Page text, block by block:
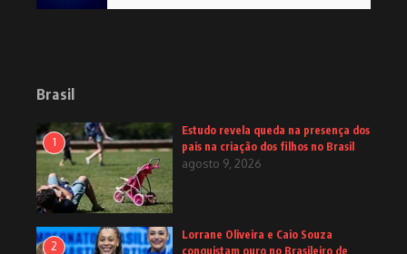
Brasil
1
Estudo revela queda na presença dos
pais na criação dos filhos no Brasil
agosto 9, 2026
2
Lorrane Oliveira e Caio Souza
conquistam ouro no Brasileiro de